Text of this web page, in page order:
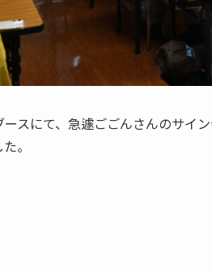
スにて、急遽ごごんさんのサイ
。